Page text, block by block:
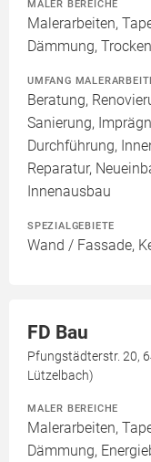
MALER BEREICHE
Malerarbeiten,
Dämmung,
UMFANG
Beratung,
Sanierung,
Durchführung,
Reparatur,
Innenausbau
SPEZIALGEBIETE
Wand / Fassade,
FD Bau
Pfungstädterstr. 20,
Lützelbach)
MALER BEREICHE
Malerarbeiten,
Dämmung,